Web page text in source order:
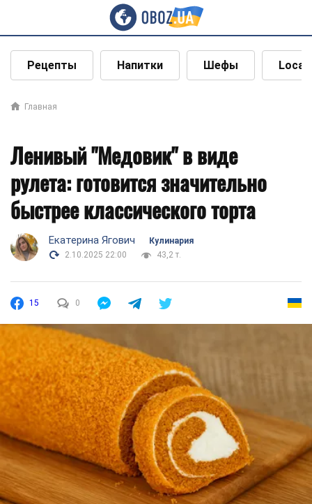
Рецепты Напитки Шефы Local
Главная
Ленивый "Медовик" в виде
рулета: готовится значительно
быстрее классического торта
Екатерина Ягович
Кулинария
2.10.2025 22:00
43,2 т.
15 0